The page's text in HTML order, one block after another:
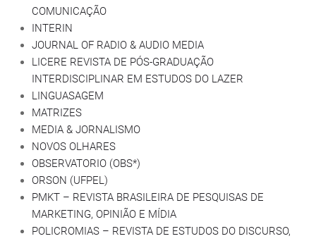
COMUNICAÇÃO
INTERIN
JOURNAL OF RADIO & AUDIO MEDIA
LICERE REVISTA DE PÓS-GRADUAÇÃO
INTERDISCIPLINAR EM ESTUDOS DO LAZER
LINGUASAGEM
MATRIZES
MEDIA & JORNALISMO
NOVOS OLHARES
OBSERVATORIO (OBS*)
ORSON (UFPEL)
PMKT – REVISTA BRASILEIRA DE PESQUISAS DE
MARKETING, OPINIÃO E MÍDIA
POLICROMIAS – REVISTA DE ESTUDOS DO DISCURSO,